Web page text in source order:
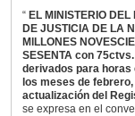
“ EL MINISTERIO
DE JUSTICIA DE LA
MlLLONES
SESENTA con
derivados para
los meses de
actualización del
se expresa en el